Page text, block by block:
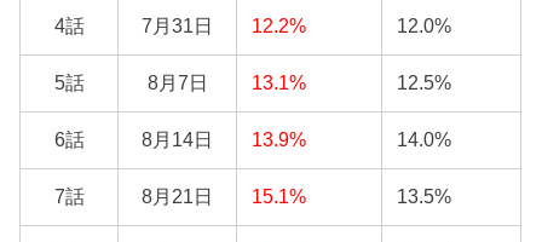
4話 7月31日 12.2% 12.0%
5話 8月7日 13.1% 12.5%
6話 8月14日 13.9% 14.0%
7話 8月21日 15.1% 13.5%